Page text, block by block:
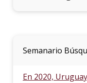
Semanario
En 2020,